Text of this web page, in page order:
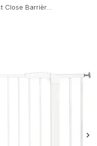
Close Barrièr...